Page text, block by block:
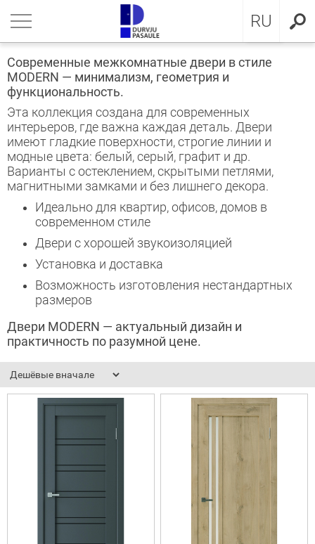
RU
LV
Современные межкомнатные двери в стиле
MODERN — минимализм, геометрия и
функциональность.
Эта коллекция создана для современных
интерьеров, где важна каждая деталь. Двери
имеют гладкие поверхности, строгие линии и
модные цвета: белый, серый, графит и др.
Варианты с остеклением, скрытыми петлями,
магнитными замками и без лишнего декора.
Идеально для квартир, офисов, домов в
современном стиле
Двери с хорошей звукоизоляцией
Установка и доставка
Возможность изготовления нестандартных
размеров
Двери MODERN — актуальный дизайн и
практичность по разумной цене.
В ДОМ
ДВЕРИ
ОБОИ
коллекция
входные двери для
входные двери для
двери с МДФ
входные двери
64mm
GLASS
INOX
CLASSIC
двери
сложного исполнения
классика
двери
коллекция
коллекция
двери
двери
двери (дверь-книжка)
конфиденциальности
Cookies